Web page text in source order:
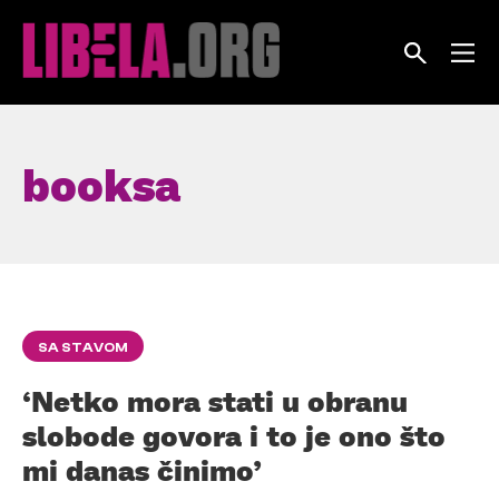
booksa
SA STAVOM
‘Netko mora stati u obranu
slobode govora i to je ono što
mi danas činimo’